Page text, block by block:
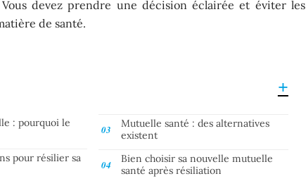
devez prendre une décision éclairée et éviter les
de santé.
: pourquoi le
pour résilier sa
Mutuelle santé : des alternatives
existent
Bien choisir sa nouvelle mutuelle
santé après résiliation